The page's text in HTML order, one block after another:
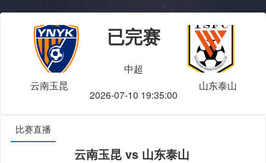
云南玉昆
已完赛
中超
2026-07-10 19:35:00
山东泰山
比赛直播
云南玉昆 vs 山东泰山